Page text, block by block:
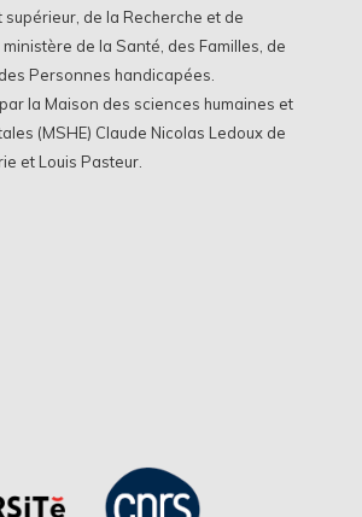
supérieur, de la Recherche et de
de la Santé, des Familles, de
Personnes handicapées.
la Maison des sciences humaines et
(MSHE) Claude Nicolas Ledoux de
et Louis Pasteur.